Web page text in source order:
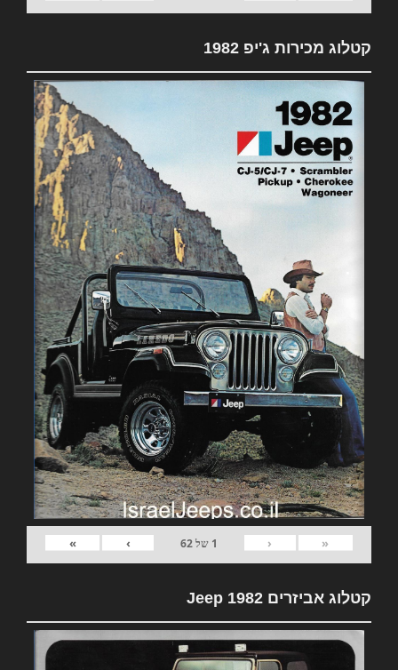
קטלוג מכירות ג'יפ 1982
«
‹
1 של62
›
»
קטלוג אביזרים 1982 Jeep